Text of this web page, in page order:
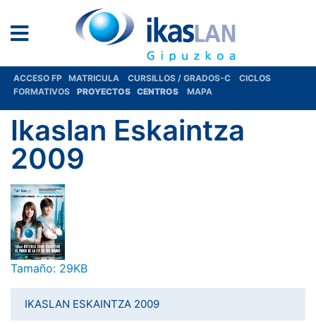
ACCESO FP MATRICULA CURSILLOS / GRADOS-C
CICLOS
FORMATIVOS
PROYECTOS CENTROS MAPA
Ikaslan Eskaintza
2009
Haga clic aquí para ver la imagen a tamaño completo…
Tamaño: 29KB
IKASLAN ESKAINTZA 2009